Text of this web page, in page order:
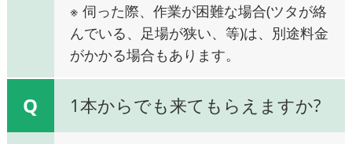
※ 伺った際、作業が困難な場合(ツタが絡
んでいる、足場が狭い、等)は、別途料金
がかかる場合もあります。
Q 1本からでも来てもらえますか?